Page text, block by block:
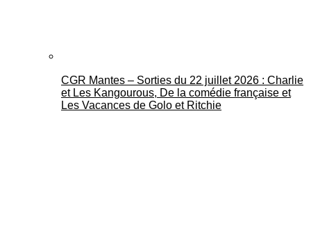
CGR Mantes – Sorties du 22 juillet 2026 : Charlie
et Les Kangourous, De la comédie française et
Les Vacances de Golo et Ritchie